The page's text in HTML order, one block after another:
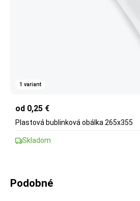
1 variant
od 0,25 €
Plastová bublinková obálka 265x355
Skladom
Podobné